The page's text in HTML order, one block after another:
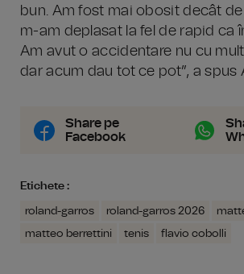
bun. Am fost mai obosit decât
m-am deplasat la fel de rapid ca
Am avut o accidentare nu cu
dar acum dau tot ce pot”, a spus
Share pe
Facebook
Etichete :
roland-garros roland-garros 2026
matteo berrettini
tenis flavio cobolli